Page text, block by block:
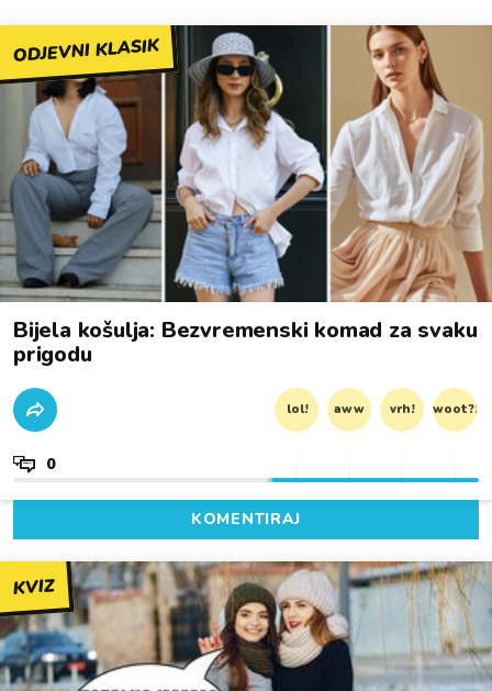
ODJEVNI KLASIK
Bijela košulja: Bezvremenski komad za svaku
prigodu
lol! aww vrh! woot?!
0
KOMENTIRAJ
KVIZ